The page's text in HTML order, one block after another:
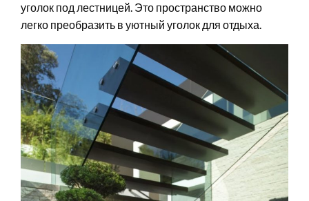
уголок под лестницей. Это пространство можно
легко преобразить в уютный уголок для отдыха.